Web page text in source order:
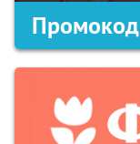
Промокод